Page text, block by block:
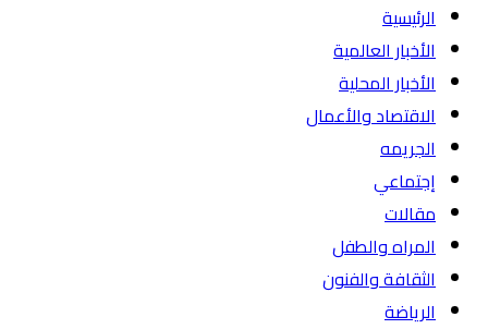
الرئيسية
الأخبار العالمية
الأخبار المحلية
الاقتصاد والأعمال
الجريمه
إجتماعي
مقالات
المراه والطفل
الثقافة والفنون
الرياضة